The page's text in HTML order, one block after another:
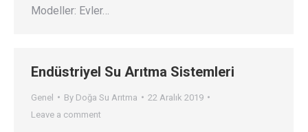
Modeller: Evler…
Endüstriyel Su Arıtma Sistemleri
Genel By Doğa Su Arıtma
22 Aralık 2019
Leave a comment